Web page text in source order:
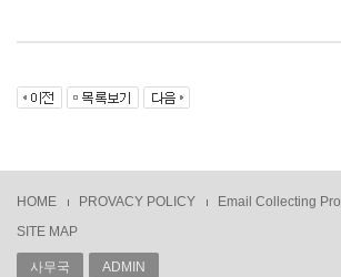
HOME PROVACY POLICY
Email Collecting
SITE MAP
사무국 ADMIN